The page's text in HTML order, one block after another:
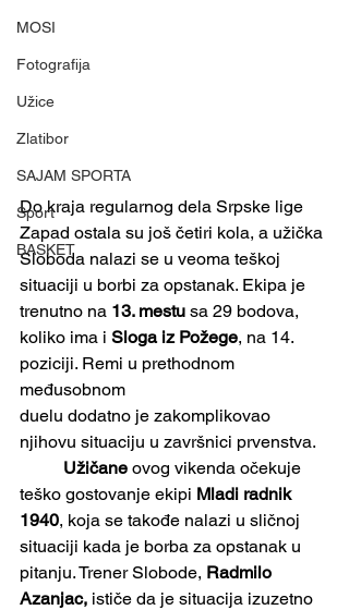
MOSI
Fotografija
Užice
Zlatibor
SAJAM SPORTA
Sport
BASKET
Do kraja regularnog dela Srpske lige
Zapad ostala su još četiri kola, a užička
Sloboda nalazi se u veoma teškoj
situaciji u borbi za opstanak. Ekipa je
trenutno na 13. mestu sa 29 bodova,
koliko ima i Sloga iz Požege, na 14.
poziciji. Remi u prethodnom
međusobnom
duelu dodatno je zakomplikovao
njihovu situaciju u završnici prvenstva.
Užičane ovog vikenda očekuje
teško gostovanje ekipi Mladi radnik
1940, koja se takođe nalazi u sličnoj
situaciji kada je borba za opstanak u
pitanju. Trener Slobode, Radmilo
Azanjac, ističe da je situacija izuzetno